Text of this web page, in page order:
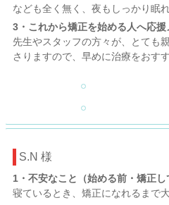
なども全く無く、夜もしっかり眠
3・これから矯正を始める人へ応援
先生やスタッフの方々が、とても
さりますので、早めに治療をおすす
S.N 様
1・不安なこと（始める前・矯正し
寝ているとき、矯正になれるまで